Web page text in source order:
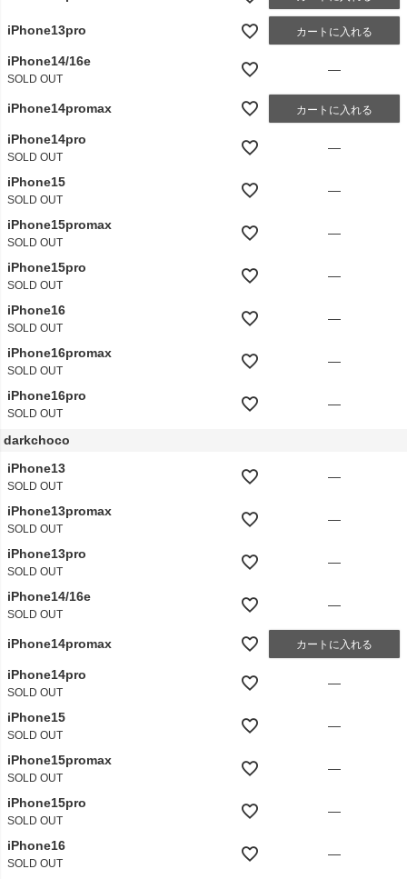
iPhone13pro カートに入れる
iPhone14/16e
SOLD OUT
—
iPhone14promax カートに入れる
iPhone14pro
SOLD OUT
—
iPhone15
SOLD OUT
—
iPhone15promax
SOLD OUT
—
iPhone15pro
SOLD OUT
—
iPhone16
SOLD OUT
—
iPhone16promax
SOLD OUT
—
iPhone16pro
SOLD OUT
—
darkchoco
iPhone13
SOLD OUT
—
iPhone13promax
SOLD OUT
—
iPhone13pro
SOLD OUT
—
iPhone14/16e
SOLD OUT
—
iPhone14promax カートに入れる
iPhone14pro
SOLD OUT
—
iPhone15
SOLD OUT
—
iPhone15promax
SOLD OUT
—
iPhone15pro
SOLD OUT
—
iPhone16
SOLD OUT
—